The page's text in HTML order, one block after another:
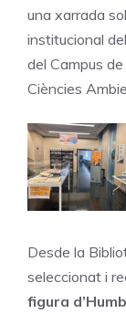
una xarrada
institucional
del Campus de
Ciències
Desde la
seleccionat i
figura